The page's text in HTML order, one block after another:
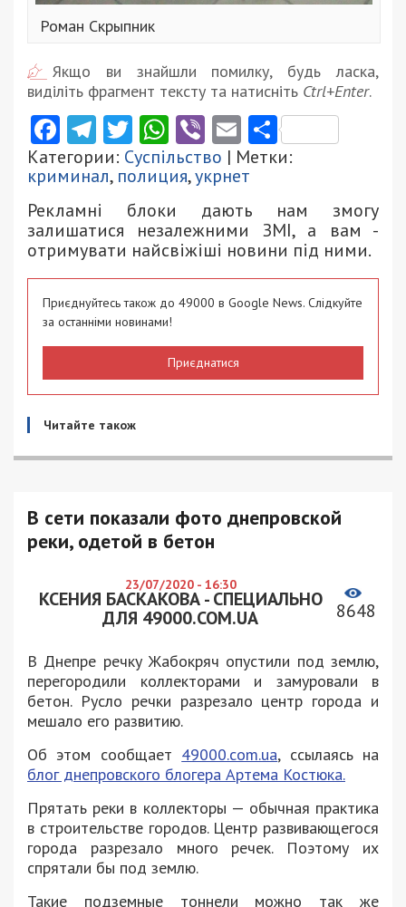
Роман Скрыпник
Якщо ви знайшли помилку, будь ласка,
виділіть фрагмент тексту та натисніть Ctrl+Enter.
Facebook
Telegram
Twitter
WhatsApp
ViberEmail
Категории: Суспільство | Метки:
криминал, полиция,укрнет
Рекламні блоки дають нам змогу
залишатися незалежними ЗМІ, а вам -
отримувати найсвіжіші новини під ними.
Приєднуйтесь також до 49000 в Google News. Слідкуйте
за останніми новинами!
Приєднатися
Читайте також
В сети показали фото днепровской
реки, одетой в бетон
23/07/2020 - 16:30
КСЕНИЯ БАСКАКОВА - СПЕЦИАЛЬНО
ДЛЯ 49000.COM.UA
8648
В Днепре речку Жабокряч опустили под землю,
перегородили коллекторами и замуровали в
бетон. Русло речки разрезало центр города и
мешало его развитию.
Об этом сообщает 49000.com.ua, ссылаясь на
блог днепровского блогера Артема Костюка.
Прятать реки в коллекторы — обычная практика
в строительстве городов. Центр развивающегося
города разрезало много речек. Поэтому их
спрятали бы под землю.
Такие подземные тоннели можно так же